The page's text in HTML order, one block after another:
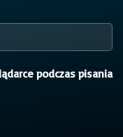
podczas pisania